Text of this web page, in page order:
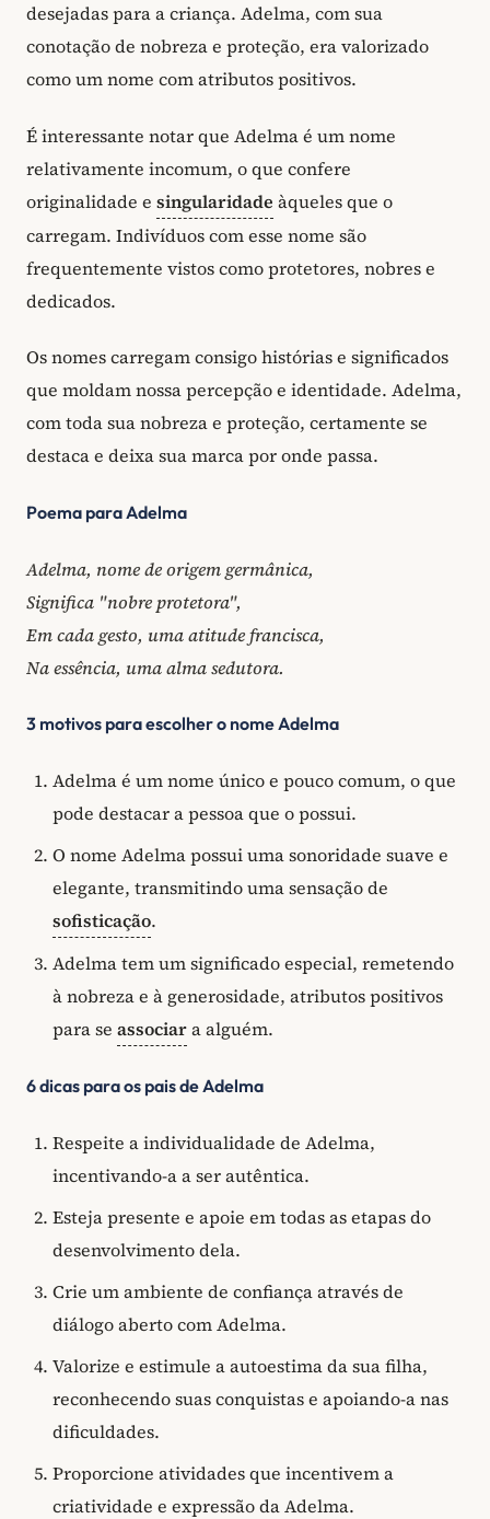
desejadas para a criança. Adelma, com sua
conotação de nobreza e proteção, era valorizado
como um nome com atributos positivos.
É interessante notar que Adelma é um nome
relativamente incomum, o que confere
originalidade e singularidade àqueles que o
carregam. Indivíduos com esse nome são
frequentemente vistos como protetores, nobres e
dedicados.
Os nomes carregam consigo histórias e significados
que moldam nossa percepção e identidade. Adelma,
com toda sua nobreza e proteção, certamente se
destaca e deixa sua marca por onde passa.
Poema para Adelma
Adelma, nome de origem germânica,
Significa "nobre protetora",
Em cada gesto, uma atitude francisca,
Na essência, uma alma sedutora.
3 motivos para escolher o nome Adelma
Adelma é um nome único e pouco comum, o que
pode destacar a pessoa que o possui.
O nome Adelma possui uma sonoridade suave e
elegante, transmitindo uma sensação de
sofisticação.
Adelma tem um significado especial, remetendo
à nobreza e à generosidade, atributos positivos
para se associara alguém.
6 dicas para os pais de Adelma
Respeite a individualidade de Adelma,
incentivando-a a ser autêntica.
Esteja presente e apoie em todas as etapas do
desenvolvimento dela.
Crie um ambiente de confiança através de
diálogo aberto com Adelma.
Valorize e estimule a autoestima da sua filha,
reconhecendo suas conquistas e apoiando-a nas
dificuldades.
Proporcione atividades que incentivem a
criatividade e expressão da Adelma.